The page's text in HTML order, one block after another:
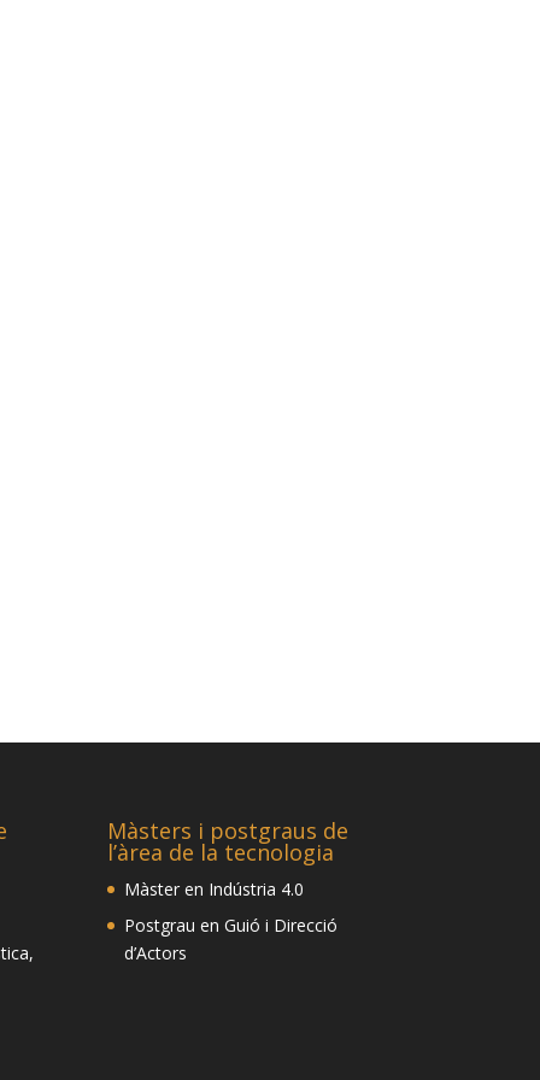
Màsters i postgraus de
l’àrea de la tecnologia
Màster en Indústria 4.0
Postgrau en Guió i Direcció
d’Actors